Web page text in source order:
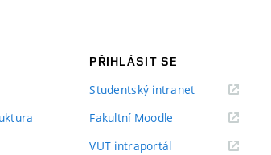
PŘIHLÁSIT SE
Studentský intranet(externí
Fakultní Moodle
VUT intraportál(externí